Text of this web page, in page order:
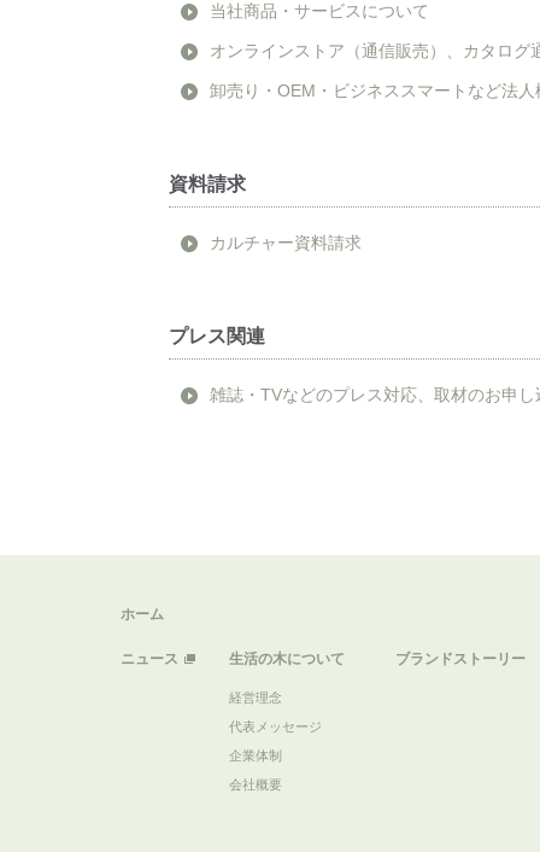
当社商品・サービスについて
オンラインストア（通信販売）、カタログ
卸売り・OEM・ビジネススマートなど法
資料請求
カルチャー資料請求
プレス関連
雑誌・TVなどのプレス対応、取材のお申
ホーム
ニュース 生活の木について
経営理念
代表メッセージ
企業体制
会社概要
ブランドストーリー